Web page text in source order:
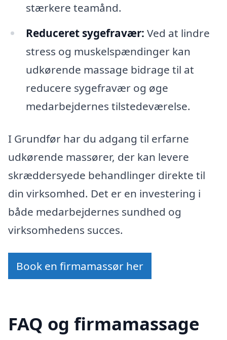
stærkere teamånd.
Reduceret sygefravær: Ved at lindre
stress og muskelspændinger kan
udkørende massage bidrage til at
reducere sygefravær og øge
medarbejdernes tilstedeværelse.
I Grundfør har du adgang til erfarne
udkørende massører, der kan levere
skræddersyede behandlinger direkte til
din virksomhed. Det er en investering i
både medarbejdernes sundhed og
virksomhedens succes.
Book en firmamassør her
FAQ og firmamassage